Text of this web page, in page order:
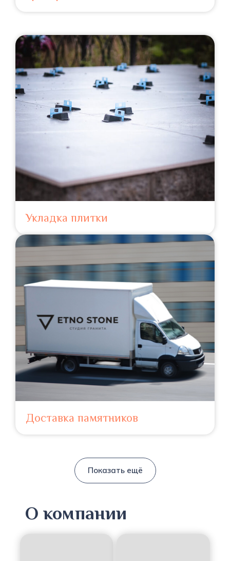
Укладка плитки
Доставка памятников
Показать ещё
О компании